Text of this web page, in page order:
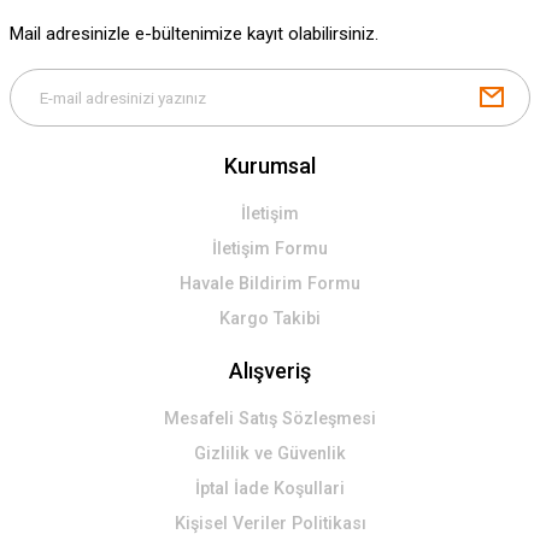
Gönder
Mail adresinizle e-bültenimize kayıt olabilirsiniz.
Kurumsal
İletişim
İletişim Formu
Havale Bildirim Formu
Kargo Takibi
Alışveriş
Mesafeli Satış Sözleşmesi
Gizlilik ve Güvenlik
İptal İade Koşullari
Kişisel Veriler Politikası